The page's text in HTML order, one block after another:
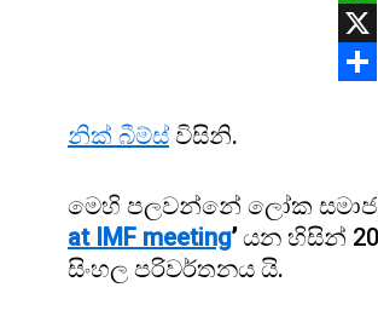
X
නික් බීම්ස්විසිනි.
මෙහි පලවන්නේ ලෝක
at IMF meeting’යන හිසින්
සිංහල පරිවර්තනය යි.